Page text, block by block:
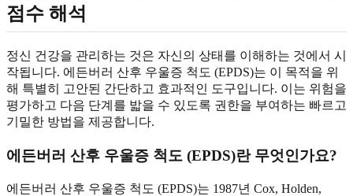
점수 해석
정신 건강을 관리하는 것은 자신의 상태를 이해하는 것에서 시
작됩니다. 에든버러 산후 우울증 척도 (EPDS)는 이 목적을 위
해 특별히 고안된 간단하고 효과적인 도구입니다. 이는 위험을
평가하고 다음 단계를 밟을 수 있도록 권한을 부여하는 빠르고
기밀한 방법을 제공합니다.
에든버러 산후 우울증 척도 (EPDS)란 무엇인가요?
에든버러 산후 우울증 척도 (EPDS)는 1987년 Cox, Holden,